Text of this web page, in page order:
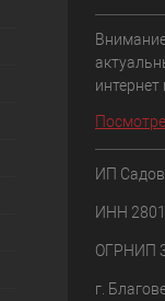
интернет
ИП
ИНН
ОГРНИП
г.